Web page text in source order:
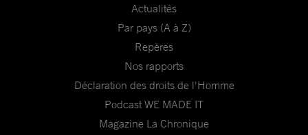
Actualités
Par pays (A à Z)
Repères
Nos rapports
Déclaration des droits de l'Homme
Podcast WE MADE IT
Magazine La Chronique